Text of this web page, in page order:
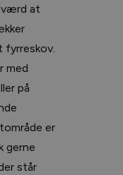
værd at
fyrreskov.
med
på
er
gerne
står